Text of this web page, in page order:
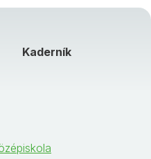
Kaderník